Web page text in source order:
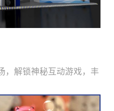
，解锁神秘互动游戏，丰